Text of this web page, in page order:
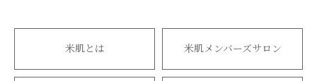
米肌とは 米肌メンバーズサロン